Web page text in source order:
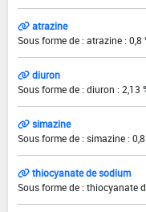
atrazine
Sous forme de : atrazine : 0,8
diuron
Sous forme de : diuron : 2,13
simazine
Sous forme de : simazine : 0,8
thiocyanate de sodium
Sous forme de : thiocyanate